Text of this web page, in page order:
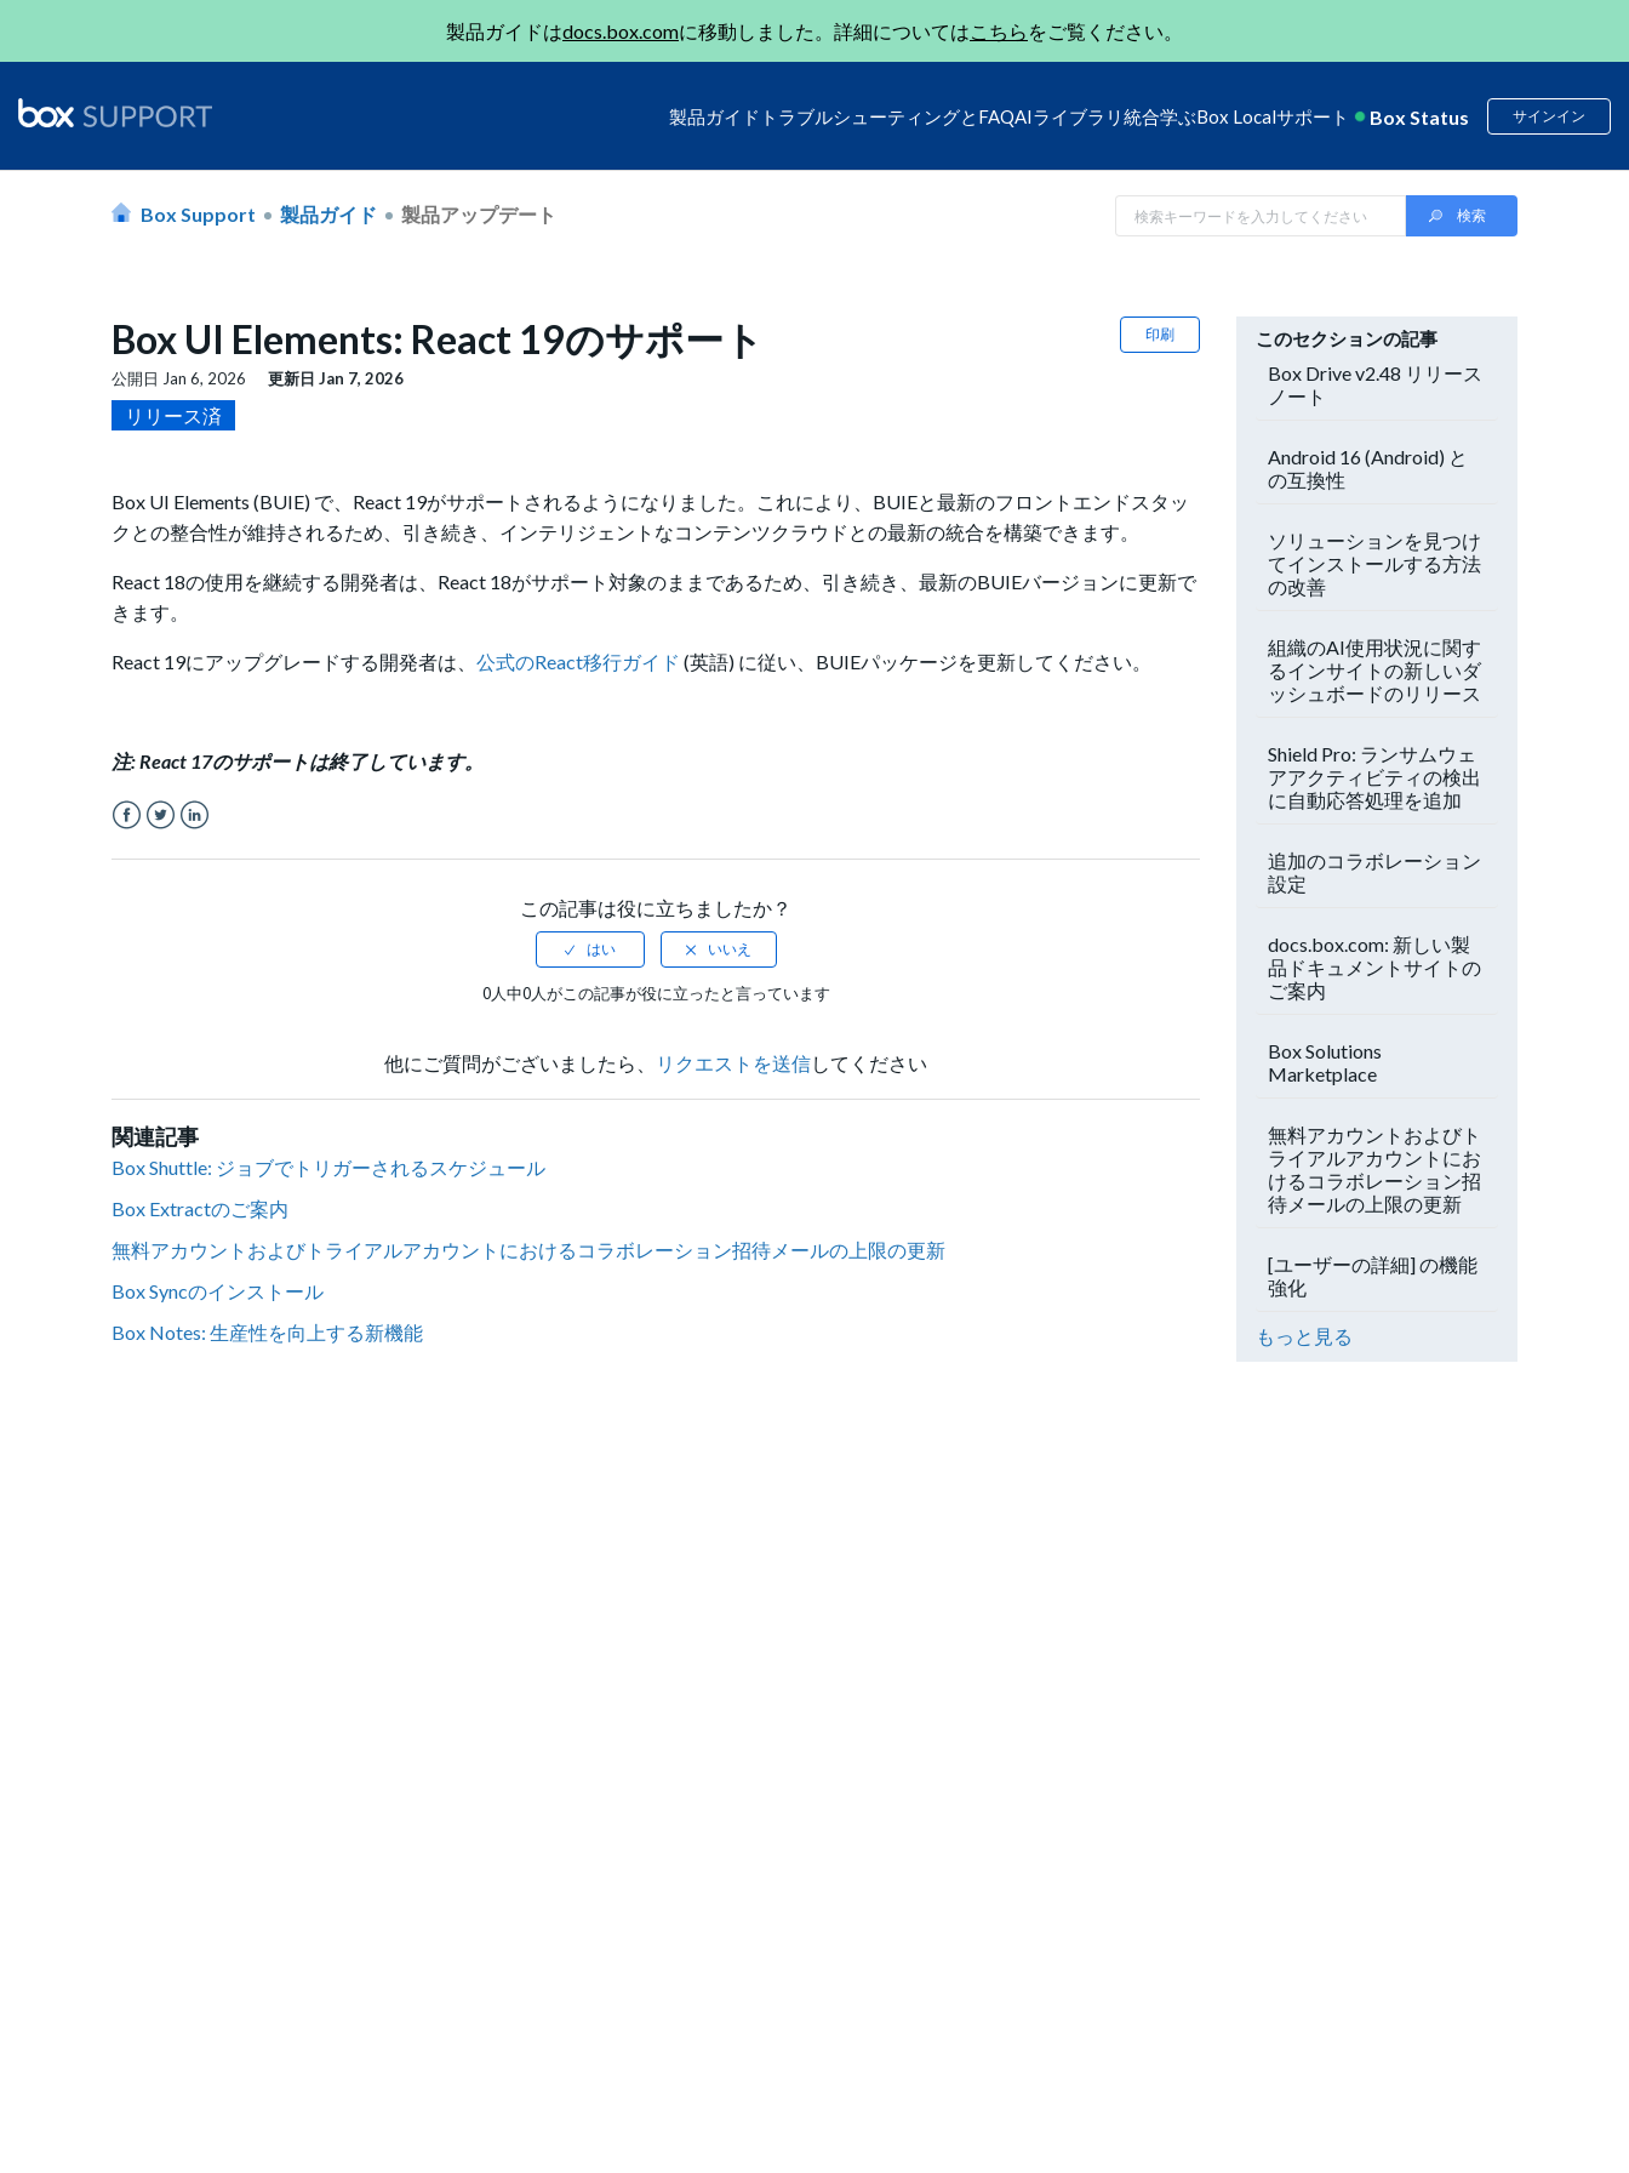
製品ガイドはdocs.box.comに移動しました。詳細についてはこちら をご覧ください。
製品ガイド トラブルシューティングとFAQAIライブラリ 統合学ぶBox Localサポート Box Status サインイン
Box Support 製品ガイド 製品アップデート
印刷
Box UI Elements: React 19のサポート
公開日 Jan 6, 2026 更新日 Jan 7, 2026
リリース済
Box UI Elements (BUIE) で、React 19がサポートされるようになりました。これにより、BUIEと最新のフロントエンドスタッ
クとの整合性が維持されるため、引き続き、インテリジェントなコンテンツクラウドとの最新の統合を構築できます。
React 18の使用を継続する開発者は、React 18がサポート対象のままであるため、引き続き、最新のBUIEバージョンに更新で
きます。
React 19にアップグレードする開発者は、 公式のReact移行ガイド (英語) に従い、BUIEパッケージを更新してください。
注: React 17のサポートは終了しています。
この記事は役に立ちましたか？
0人中0人がこの記事が役に立ったと言っています
他にご質問がございましたら、 リクエストを送信してください
関連記事
Box Shuttle: ジョブでトリガーされるスケジュール
Box Extractのご案内
無料アカウントおよびトライアルアカウントにおけるコラボレーション招待メールの上限の更新
Box Syncのインストール
Box Notes: 生産性を向上する新機能
このセクションの記事
Box Drive v2.48 リリース
ノート
Android 16 (Android) と
の互換性
ソリューションを見つけ
てインストールする方法
の改善
組織のAI使用状況に関す
るインサイトの新しいダ
ッシュボードのリリース
Shield Pro: ランサムウェ
アアクティビティの検出
に自動応答処理を追加
追加のコラボレーション
設定
docs.box.com: 新しい製
品ドキュメントサイトの
ご案内
Box Solutions
Marketplace
無料アカウントおよびト
ライアルアカウントにお
けるコラボレーション招
待メールの上限の更新
[ユーザーの詳細] の機能
強化
もっと見る